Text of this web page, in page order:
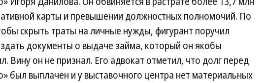
карты и превышении должностных полномочий. По
скрыть траты на личные нужды, фигурант поручил
документы о выдаче займа, который он якобы
Вину он не признал. Его адвокат отметил, что долг перед
был выплачен и у выставочного центра нет материальных